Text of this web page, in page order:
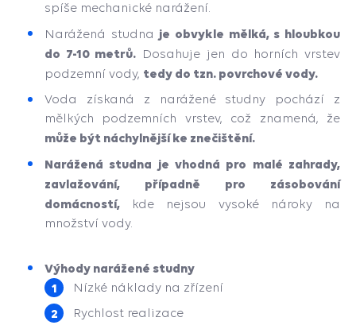
spíše mechanické narážení.
Narážená studna je obvykle mělká, s hloubkou
do 7-10 metrů. Dosahuje jen do horních vrstev
podzemní vody, tedy do tzn. povrchové vody.
Voda získaná z narážené studny pochází z
mělkých podzemních vrstev, což znamená, že
může být náchylnější ke znečištění.
Narážená studna je vhodná pro malé zahrady,
zavlažování, případně pro zásobování
domácností, kde nejsou vysoké nároky na
množství vody.
Výhody narážené studny
Nízké náklady na zřízení
Rychlost realizace